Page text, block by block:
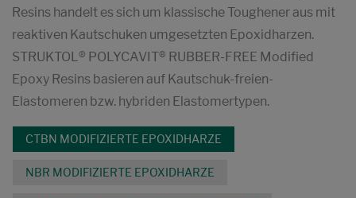
Resins handelt es sich um klassische Toughener aus mit
reaktiven Kautschuken umgesetzten Epoxidharzen.
STRUKTOL® POLYCAVIT® RUBBER-FREE Modified
Epoxy Resins basieren auf Kautschuk-freien-
Elastomeren bzw. hybriden Elastomertypen.
CTBN MODIFIZIERTE EPOXIDHARZE
NBR MODIFIZIERTE EPOXIDHARZE